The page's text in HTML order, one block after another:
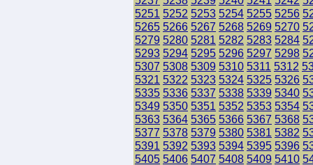
5251 5252 5253 5254 5255 5256
5265 5266 5267 5268 5269 5270
5279 5280 5281 5282 5283 5284
5293 5294 5295 5296 5297 5298
5307 5308 5309 5310 5311 5312
5321 5322 5323 5324 5325 5326
5335 5336 5337 5338 5339 5340
5349 5350 5351 5352 5353 5354
5363 5364 5365 5366 5367 5368
5377 5378 5379 5380 5381 5382
5391 5392 5393 5394 5395 5396
5405 5406 5407 5408 5409 5410